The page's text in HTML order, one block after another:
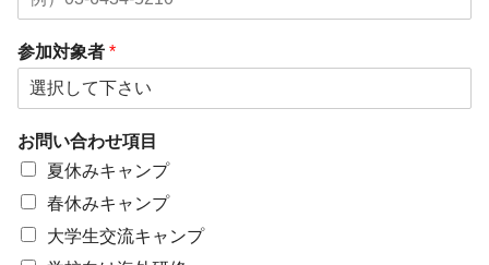
参加対象者 *
お問い合わせ項目
夏休みキャンプ
春休みキャンプ
大学生交流キャンプ